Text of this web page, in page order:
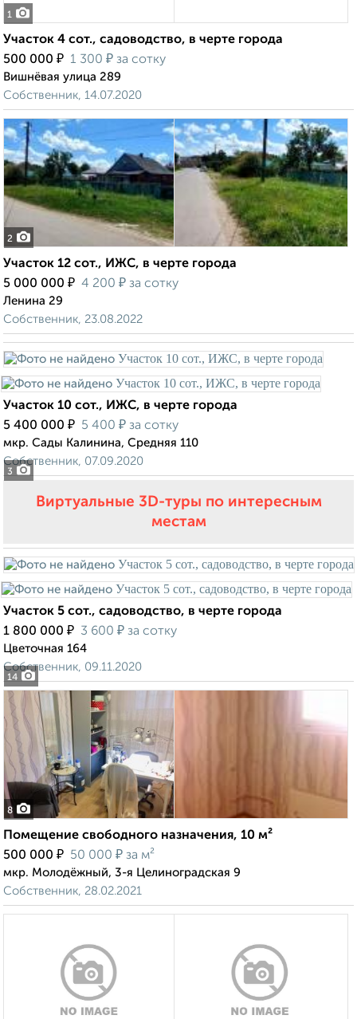
1
Участок 4 сот., садоводство, в черте города
500 000 ₽ 1 300 ₽ за сотку
Вишнёвая улица 289
Собственник, 14.07.2020
2
Участок 12 сот., ИЖС, в черте города
5 000 000 ₽ 4 200 ₽ за сотку
Ленина 29
Собственник, 23.08.2022
3
Участок 10 сот., ИЖС, в черте города
5 400 000 ₽ 5 400 ₽ за сотку
мкр. Сады Калинина, Средняя 110
Собственник, 07.09.2020
Виртуальные 3D-туры по интересным
местам
14
Участок 5 сот., садоводство, в черте города
1 800 000 ₽ 3 600 ₽ за сотку
Цветочная 164
Собственник, 09.11.2020
8
Помещение свободного назначения, 10 м²
500 000 ₽ 50 000 ₽ за м²
мкр. Молодёжный, 3-я Целиноградская 9
Собственник, 28.02.2021